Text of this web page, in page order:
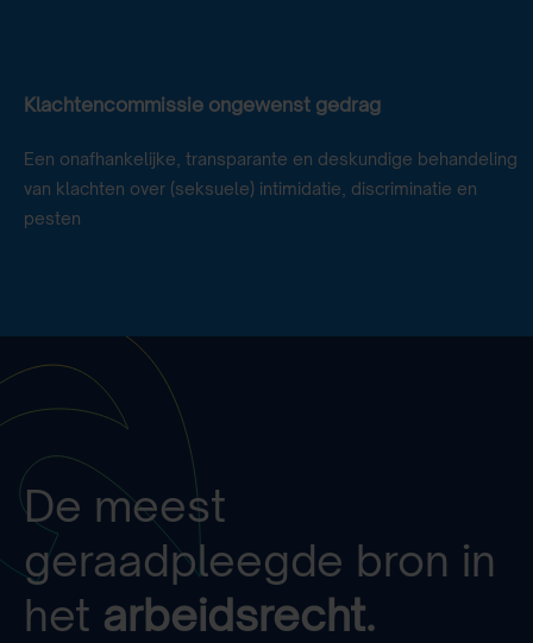
Klachtencommissie ongewenst gedrag
Een onafhankelijke, transparante en deskundige behandeling
van klachten over (seksuele) intimidatie, discriminatie en
pesten
De meest
geraadpleegde bron in
het arbeidsrecht.